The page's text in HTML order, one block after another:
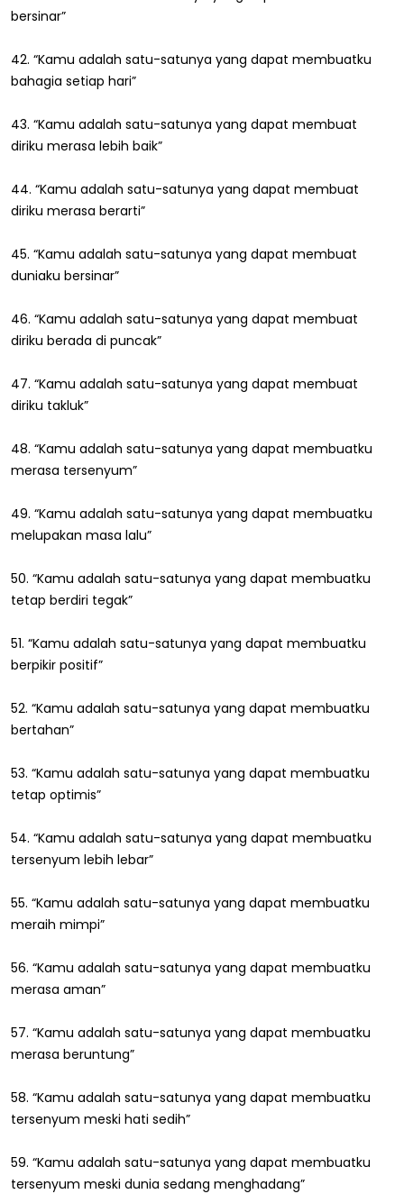
bersinar”
42. “Kamu adalah satu-satunya yang dapat membuatku
bahagia setiap hari”
43. “Kamu adalah satu-satunya yang dapat membuat
diriku merasa lebih baik”
44. “Kamu adalah satu-satunya yang dapat membuat
diriku merasa berarti”
45. “Kamu adalah satu-satunya yang dapat membuat
duniaku bersinar”
46. “Kamu adalah satu-satunya yang dapat membuat
diriku berada di puncak”
47. “Kamu adalah satu-satunya yang dapat membuat
diriku takluk”
48. “Kamu adalah satu-satunya yang dapat membuatku
merasa tersenyum”
49. “Kamu adalah satu-satunya yang dapat membuatku
melupakan masa lalu”
50. “Kamu adalah satu-satunya yang dapat membuatku
tetap berdiri tegak”
51. “Kamu adalah satu-satunya yang dapat membuatku
berpikir positif”
52. “Kamu adalah satu-satunya yang dapat membuatku
bertahan”
53. “Kamu adalah satu-satunya yang dapat membuatku
tetap optimis”
54. “Kamu adalah satu-satunya yang dapat membuatku
tersenyum lebih lebar”
55. “Kamu adalah satu-satunya yang dapat membuatku
meraih mimpi”
56. “Kamu adalah satu-satunya yang dapat membuatku
merasa aman”
57. “Kamu adalah satu-satunya yang dapat membuatku
merasa beruntung”
58. “Kamu adalah satu-satunya yang dapat membuatku
tersenyum meski hati sedih”
59. “Kamu adalah satu-satunya yang dapat membuatku
tersenyum meski dunia sedang menghadang”